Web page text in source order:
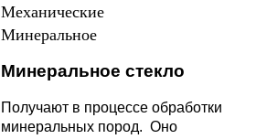
Механические
Минеральное
Минеральное стекло
Получают в процессе обработки
минеральных пород. Оно